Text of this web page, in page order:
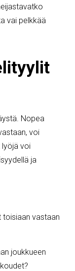
vai pelkkää
Nopea
voi
lyöjä voi
ja
toisiaan vastaan
joukkueen